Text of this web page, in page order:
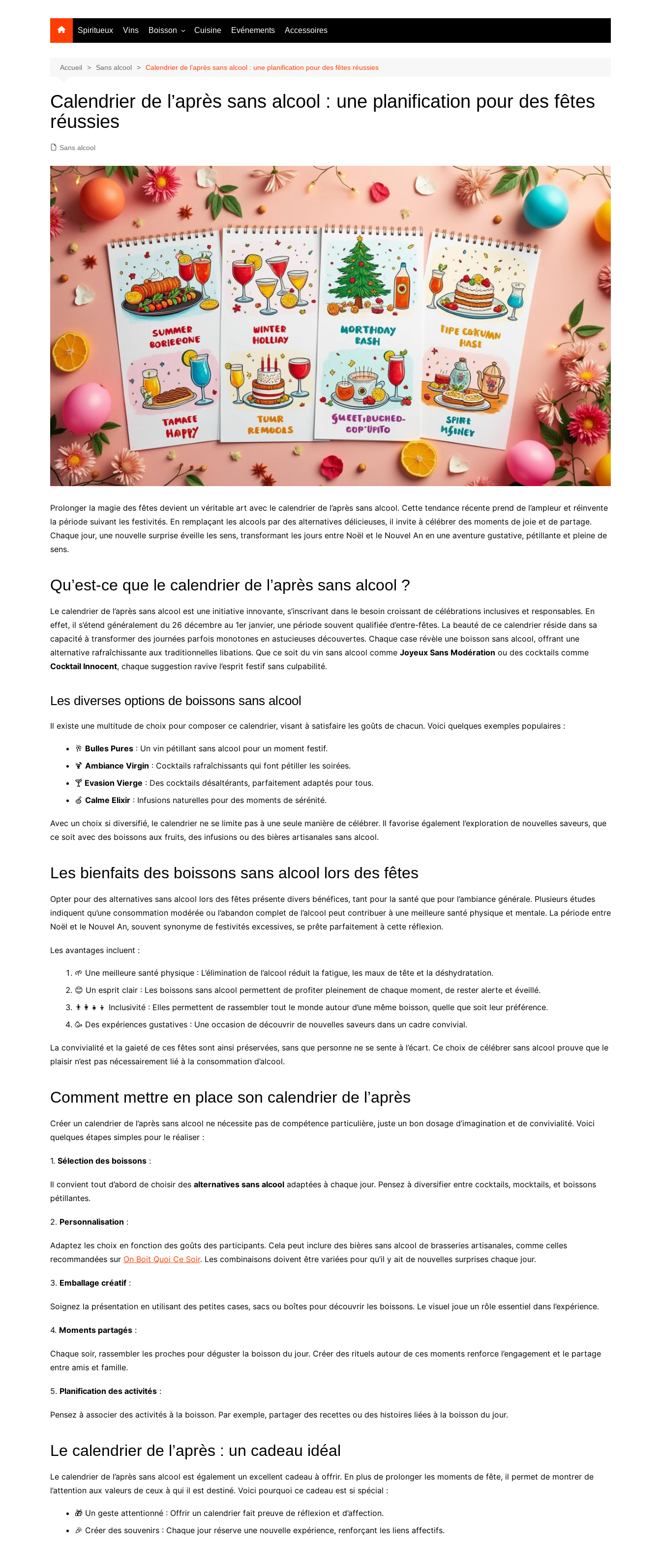
Spiritueux Vins Boisson
Mocktail
Cocktail
Cuisine Evénements Accessoires
Accueil Sans alcool Calendrier de l’après sans alcool : une planification pour des fêtes réussies
Calendrier de l’après sans alcool : une planification pour des fêtes
réussies
Sans alcool
Prolonger la magie des fêtes devient un véritable art avec le calendrier de l’après sans alcool. Cette tendance récente prend de l’ampleur et réinvente
la période suivant les festivités. En remplaçant les alcools par des alternatives délicieuses, il invite à célébrer des moments de joie et de partage.
Chaque jour, une nouvelle surprise éveille les sens, transformant les jours entre Noël et le Nouvel An en une aventure gustative, pétillante et pleine de
sens.
Qu’est-ce que le calendrier de l’après sans alcool ?
Le calendrier de l’après sans alcool est une initiative innovante, s’inscrivant dans le besoin croissant de célébrations inclusives et responsables. En
effet, il s’étend généralement du 26 décembre au 1er janvier, une période souvent qualifiée d’entre-fêtes. La beauté de ce calendrier réside dans sa
capacité à transformer des journées parfois monotones en astucieuses découvertes. Chaque case révèle une boisson sans alcool, offrant une
alternative rafraîchissante aux traditionnelles libations. Que ce soit du vin sans alcool comme Joyeux Sans Modération ou des cocktails comme
Cocktail Innocent, chaque suggestion ravive l’esprit festif sans culpabilité.
Les diverses options de boissons sans alcool
Il existe une multitude de choix pour composer ce calendrier, visant à satisfaire les goûts de chacun. Voici quelques exemples populaires :
🥂 Bulles Pures : Un vin pétillant sans alcool pour un moment festif.
🍹 Ambiance Virgin : Cocktails rafraîchissants qui font pétiller les soirées.
🍸 Evasion Vierge : Des cocktails désaltérants, parfaitement adaptés pour tous.
🍏 Calme Elixir : Infusions naturelles pour des moments de sérénité.
Avec un choix si diversifié, le calendrier ne se limite pas à une seule manière de célébrer. Il favorise également l’exploration de nouvelles saveurs, que
ce soit avec des boissons aux fruits, des infusions ou des bières artisanales sans alcool.
Les bienfaits des boissons sans alcool lors des fêtes
Opter pour des alternatives sans alcool lors des fêtes présente divers bénéfices, tant pour la santé que pour l’ambiance générale. Plusieurs études
indiquent qu’une consommation modérée ou l’abandon complet de l’alcool peut contribuer à une meilleure santé physique et mentale. La période entre
Noël et le Nouvel An, souvent synonyme de festivités excessives, se prête parfaitement à cette réflexion.
Les avantages incluent :
🌱 Une meilleure santé physique : L’élimination de l’alcool réduit la fatigue, les maux de tête et la déshydratation.
😊 Un esprit clair : Les boissons sans alcool permettent de profiter pleinement de chaque moment, de rester alerte et éveillé.
👨‍👩‍👧‍👦 Inclusivité : Elles permettent de rassembler tout le monde autour d’une même boisson, quelle que soit leur préférence.
🥳 Des expériences gustatives : Une occasion de découvrir de nouvelles saveurs dans un cadre convivial.
La convivialité et la gaieté de ces fêtes sont ainsi préservées, sans que personne ne se sente à l’écart. Ce choix de célébrer sans alcool prouve que le
plaisir n’est pas nécessairement lié à la consommation d’alcool.
Comment mettre en place son calendrier de l’après
Créer un calendrier de l’après sans alcool ne nécessite pas de compétence particulière, juste un bon dosage d’imagination et de convivialité. Voici
quelques étapes simples pour le réaliser :
1. Sélection des boissons :
Il convient tout d’abord de choisir des alternatives sans alcool adaptées à chaque jour. Pensez à diversifier entre cocktails, mocktails, et boissons
pétillantes.
2. Personnalisation :
Adaptez les choix en fonction des goûts des participants. Cela peut inclure des bières sans alcool de brasseries artisanales, comme celles
recommandées sur On Boit Quoi Ce Soir. Les combinaisons doivent être variées pour qu’il y ait de nouvelles surprises chaque jour.
3. Emballage créatif :
Soignez la présentation en utilisant des petites cases, sacs ou boîtes pour découvrir les boissons. Le visuel joue un rôle essentiel dans l’expérience.
4. Moments partagés :
Chaque soir, rassembler les proches pour déguster la boisson du jour. Créer des rituels autour de ces moments renforce l’engagement et le partage
entre amis et famille.
5. Planification des activités :
Pensez à associer des activités à la boisson. Par exemple, partager des recettes ou des histoires liées à la boisson du jour.
Le calendrier de l’après : un cadeau idéal
Le calendrier de l’après sans alcool est également un excellent cadeau à offrir. En plus de prolonger les moments de fête, il permet de montrer de
l’attention aux valeurs de ceux à qui il est destiné. Voici pourquoi ce cadeau est si spécial :
🎁 Un geste attentionné : Offrir un calendrier fait preuve de réflexion et d’affection.
🎉 Créer des souvenirs : Chaque jour réserve une nouvelle expérience, renforçant les liens affectifs.